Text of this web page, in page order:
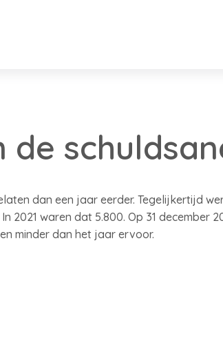
de
dan een jaar eerder. Tegelijkertijd
waren dat 5.800. Op 31 december
minder dan het jaar ervoor.